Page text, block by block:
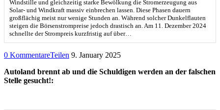
Windstille und gleichzeitig starke Bewölkung die Stromerzeugung aus
Solar- und Windkraft massiv einbrechen lassen. Diese Phasen dauern
großflächig meist nur wenige Stunden an. Während solcher Dunkelflauten
steigen die Börsenstrompreise jedoch drastisch an. Am 11. Dezember 2024
schnellte der Strompreis kurzfristig auf über…
0 KommentareTeilen 9. January 2025
Autoland brennt ab und die Schuldigen werden an der falschen
Stelle gesucht!: